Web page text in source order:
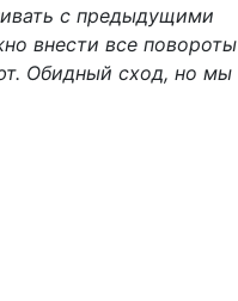
с предыдущими
внести все повороты
Обидный сход, но мы